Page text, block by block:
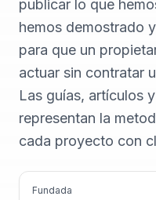
publicar lo que
hemos demostrado
para que un
actuar sin contratar
Las guías, artículos
representan la
cada proyecto con
Fundada